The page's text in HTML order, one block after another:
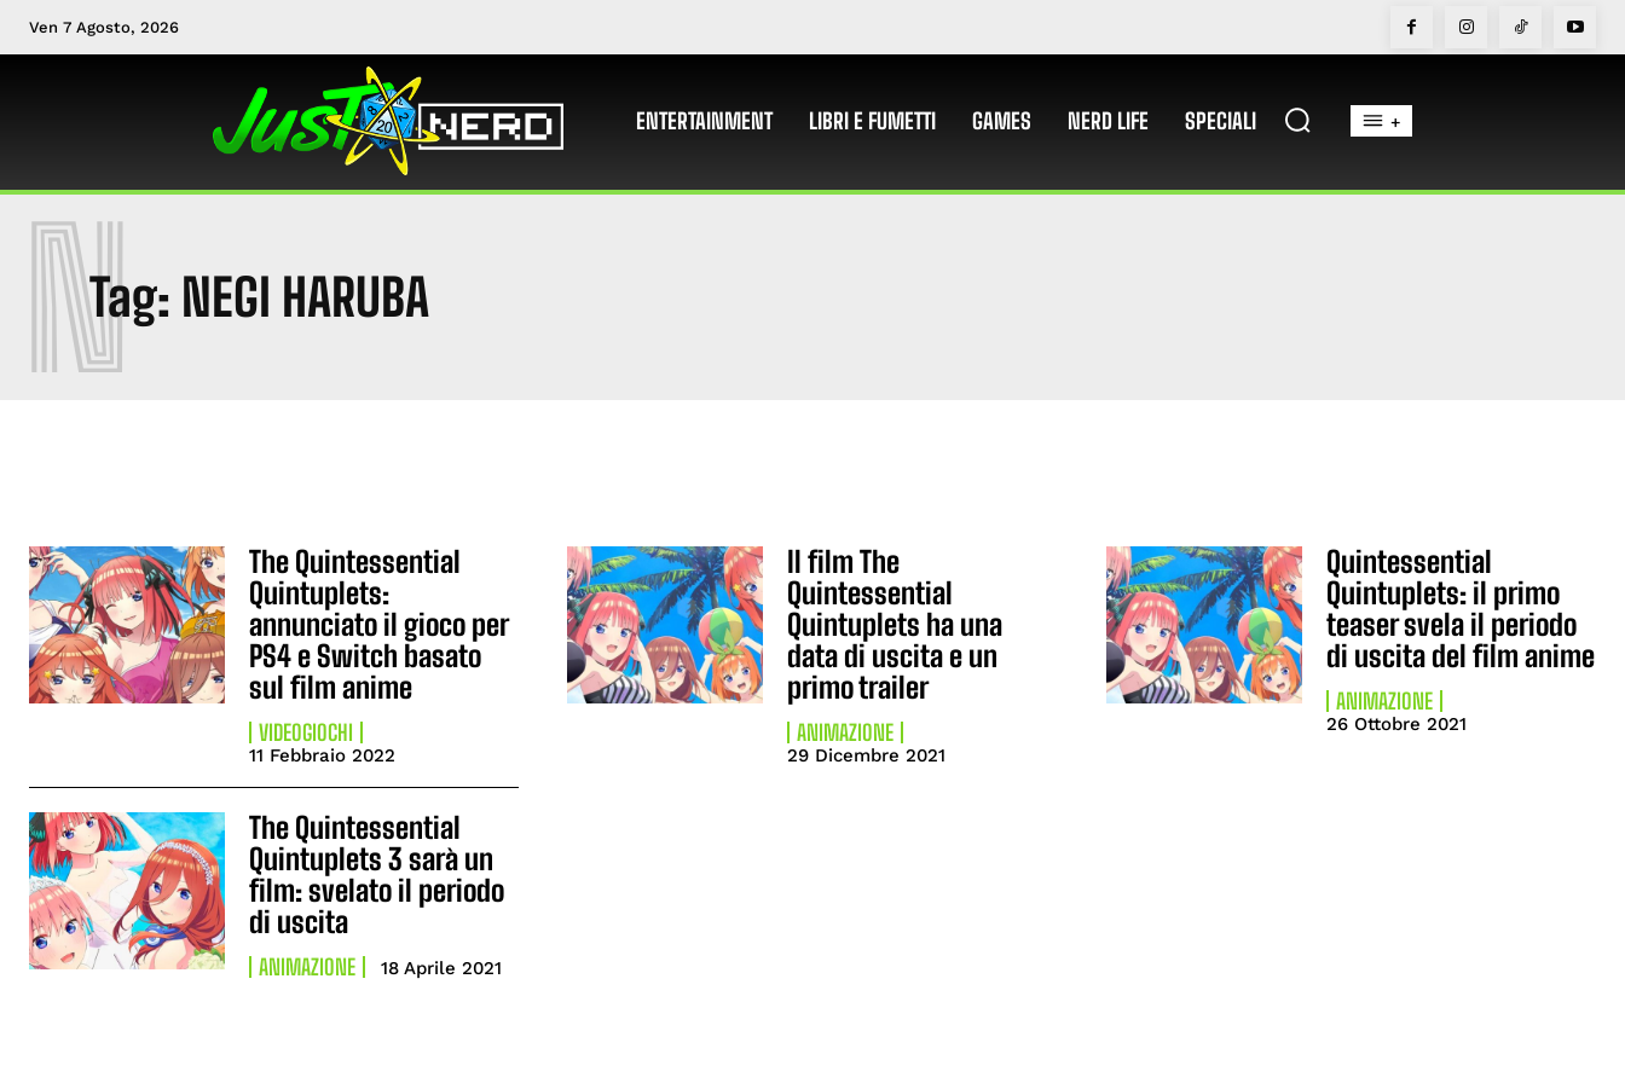
Ven 7 Agosto, 2026
ENTERTAINMENT LIBRI E FUMETTI GAMES NERD LIFE SPECIALI +
Tag: NEGI HARUBA
N
The Quintessential
Quintuplets:
annunciato il gioco per
PS4 e Switch basato
sul film anime
VIDEOGIOCHI
11 Febbraio 2022
Il film The
Quintessential
Quintuplets ha una
data di uscita e un
primo trailer
ANIMAZIONE
29 Dicembre 2021
Quintessential
Quintuplets: il primo
teaser svela il periodo
di uscita del film anime
ANIMAZIONE
26 Ottobre 2021
The Quintessential
Quintuplets 3 sarà un
film: svelato il periodo
di uscita
ANIMAZIONE 18 Aprile 2021